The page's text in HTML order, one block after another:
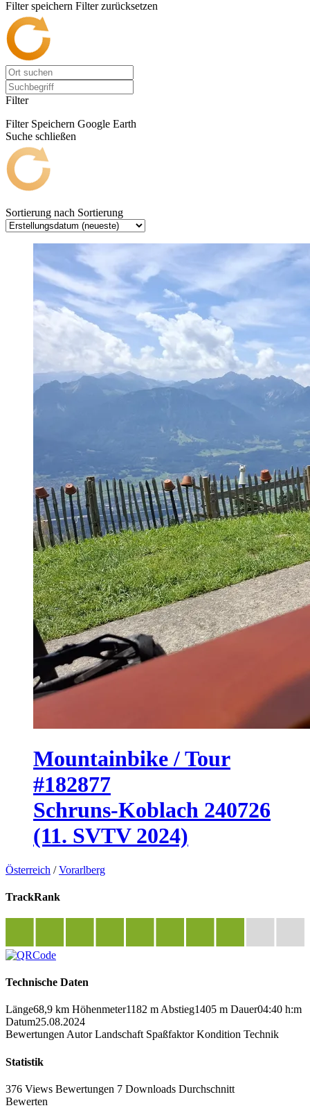
Filter speichern Filter zurücksetzen
Filter
Filter Speichern Google Earth
Suche schließen
Sortierung nach Sortierung
Mountainbike / Tour
#182877
Schruns-Koblach 240726
(11. SVTV 2024)
Österreich /Vorarlberg
TrackRank
Technische Daten
Länge68,9 km Höhenmeter1182 m Abstieg1405 m Dauer04:40 h:m
Datum25.08.2024
Bewertungen Autor Landschaft Spaßfaktor Kondition Technik
Statistik
376 Views Bewertungen 7 Downloads Durchschnitt
Bewerten